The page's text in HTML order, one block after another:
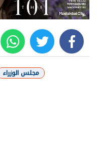
facebook
twitter
whats
مجلس الوزراء